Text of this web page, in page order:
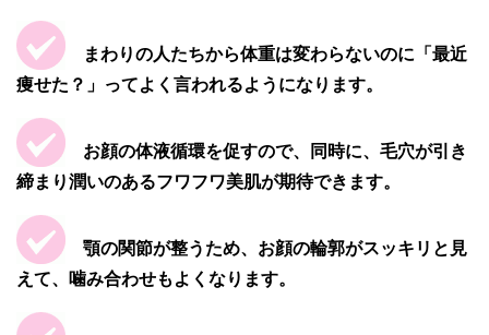
まわりの人たちから体重は変わらないのに「最近
痩せた？」ってよく言われるようになります。
お顔の体液循環を促すので、同時に、毛穴が引き
締まり潤いのあるフワフワ美肌が期待できます。
顎の関節が整うため、お顔の輪郭がスッキリと見
えて、噛み合わせもよくなります。